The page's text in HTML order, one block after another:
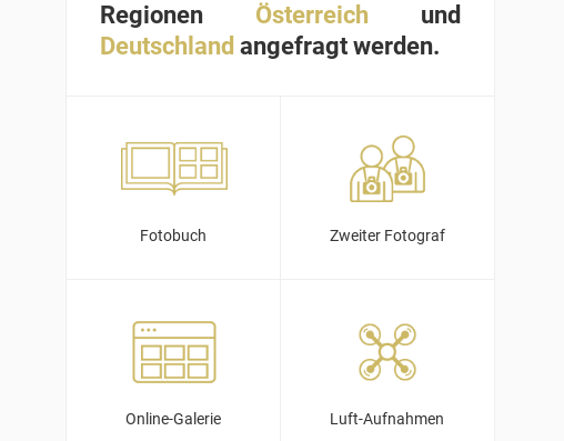
Regionen Österreich und
Deutschland angefragt werden.
Fotobuch Zweiter Fotograf
Online-Galerie Luft-Aufnahmen